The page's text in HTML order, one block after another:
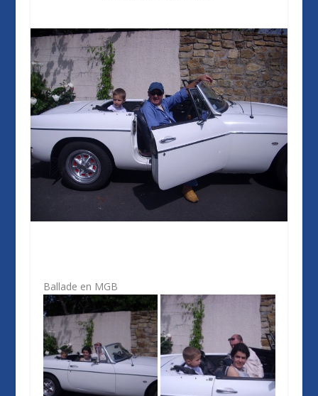
Ballade en MGB